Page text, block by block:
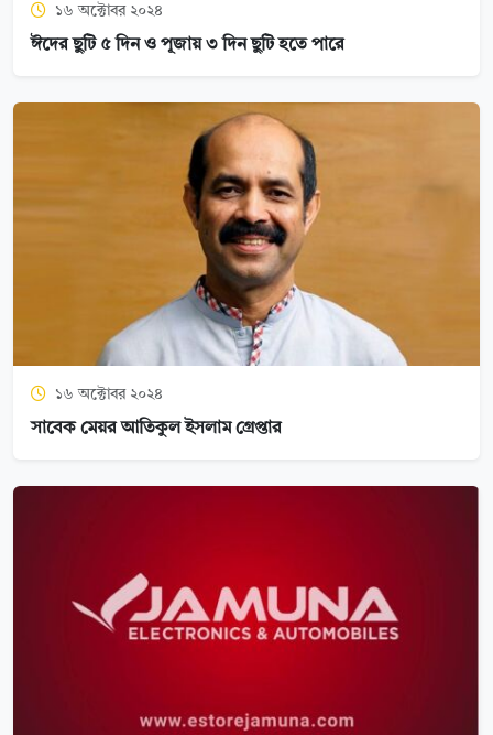
১৬ অক্টোবর ২০২৪
ঈদের ছুটি ৫ দিন ও পূজায় ৩ দিন ছুটি হতে পারে
১৬ অক্টোবর ২০২৪
সাবেক মেয়র আতিকুল ইসলাম গ্রেপ্তার